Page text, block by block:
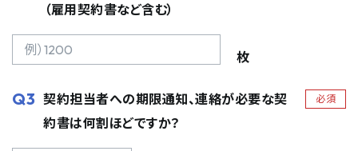
（雇用契約書など含む）
枚
Q3 契約担当者への期限通知、連絡が必要な契
約書は何割ほどですか？
必須